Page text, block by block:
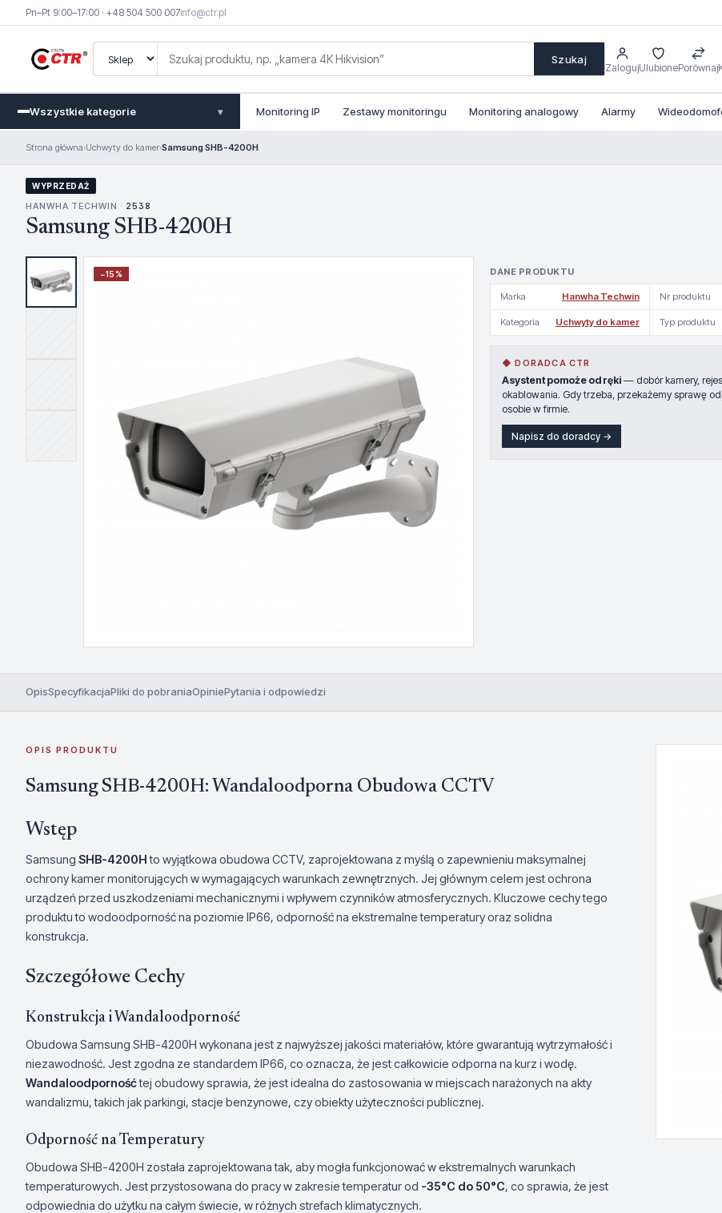
Pn–Pt 9:00–17:00 · +48 504 500 007info@ctr.pl
Szukaj
ZalogujUlubionePorównaj
Wszystkie kategorie ▾ Monitoring IP Zestawy monitoringu Monitoring analogowy Alarmy
Strona główna›Uchwyty do kamer›Samsung SHB-4200H
WYPRZEDAŻ
HANWHA TECHWIN · 2538
Samsung SHB-4200H
−15% DANE PRODUKTU
Marka Hanwha Techwin Nr produktu
Kategoria Uchwyty do kamer Typ produktu
◆ DORADCA CTR
Asystent pomoże od ręki — dobór kamery,
okablowania. Gdy trzeba, przekażemy sprawę
osobie w firmie.
Napisz do doradcy →
OpisSpecyfikacjaPliki do pobraniaOpiniePytania i odpowiedzi
OPIS PRODUKTU
Samsung SHB-4200H: Wandaloodporna Obudowa CCTV
Wstęp
Samsung SHB-4200Hto wyjątkowa obudowa CCTV, zaprojektowana z myślą o zapewnieniu maksymalnej
ochrony kamer monitorujących w wymagających warunkach zewnętrznych. Jej głównym celem jest ochrona
urządzeń przed uszkodzeniami mechanicznymi i wpływem czynników atmosferycznych. Kluczowe cechy tego
produktu to wodoodporność na poziomie IP66, odporność na ekstremalne temperatury oraz solidna
konstrukcja.
Szczegółowe Cechy
Konstrukcja i Wandaloodporność
Obudowa Samsung SHB-4200H wykonana jest z najwyższej jakości materiałów, które gwarantują wytrzymałość i
niezawodność. Jest zgodna ze standardem IP66, co oznacza, że jest całkowicie odporna na kurz i wodę.
Wandaloodpornośćtej obudowy sprawia, że jest idealna do zastosowania w miejscach narażonych na akty
wandalizmu, takich jak parkingi, stacje benzynowe, czy obiekty użyteczności publicznej.
Odporność na Temperatury
Obudowa SHB-4200H została zaprojektowana tak, aby mogła funkcjonować w ekstremalnych warunkach
temperaturowych. Jest przystosowana do pracy w zakresie temperatur od -35°C do 50°C, co sprawia, że jest
odpowiednia do użytku na całym świecie, w różnych strefach klimatycznych.